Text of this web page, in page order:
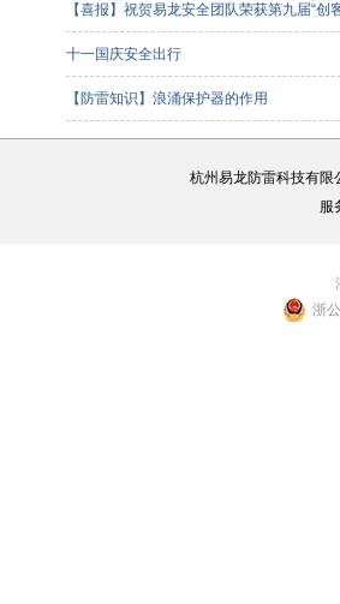
【喜报】祝贺易龙安全团队荣获第九届“
十一国庆安全出行
【防雷知识】浪涌保护器的作用
杭州易龙防雷科技有限
服
浙